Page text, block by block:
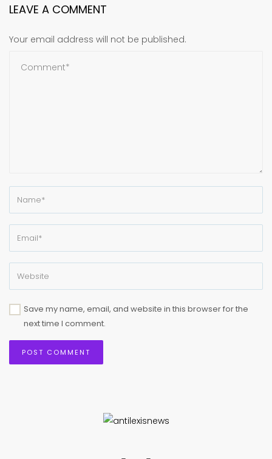
LEAVE A COMMENT
Your email address will not be published.
Save my name, email, and website in this browser for the
next time I comment.